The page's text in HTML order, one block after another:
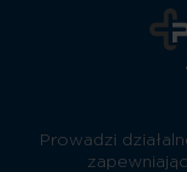
Prowadzi